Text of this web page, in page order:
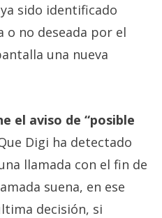
sido identificado
o no deseada por el
una nueva
el aviso de “posible
Digi ha detectado
llamada con el fin de
suena, en ese
decisión, si